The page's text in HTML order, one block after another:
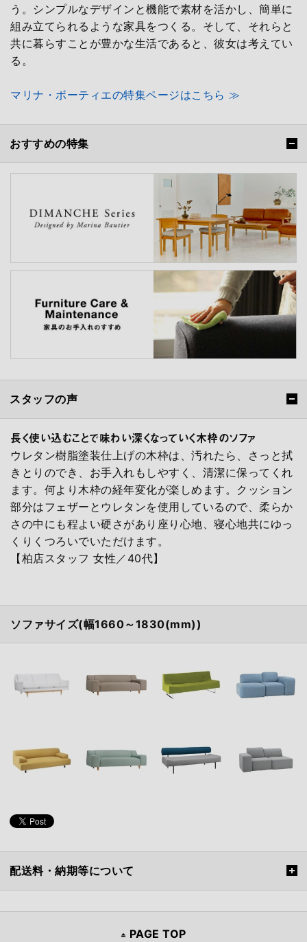
う。シンプルなデザインと機能で素材を活かし、簡単に
組み立てられるような家具をつくる。そして、それらと
共に暮らすことが豊かな生活であると、彼女は考えてい
る。
マリナ・ボーティエの特集ページはこちら ≫
おすすめの特集
スタッフの声
長く使い込むことで味わい深くなっていく木枠のソファ
ウレタン樹脂塗装仕上げの木枠は、汚れたら、さっと拭
きとりのでき、お手入れもしやすく、清潔に保ってくれ
ます。何より木枠の経年変化が楽しめます。クッション
部分はフェザーとウレタンを使用しているので、柔らか
さの中にも程よい硬さがあり座り心地、寝心地共にゆっ
くりくつろいでいただけます。
【柏店スタッフ 女性／40代】
ソファサイズ(幅1660～1830(mm))
配送料・納期等について
PAGE TOP